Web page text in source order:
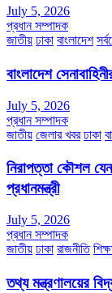
July 5, 2026
প্রধান সম্পাদক
জাতীয় ঢাকা বাংলাদেশ
বাংলাদেশ
July 5, 2026
প্রধান সম্পাদক
জাতীয় জেলার খবর ঢাকা
নিরাপত্তা কৌশল
প্রধানমন্ত্রী
July 5, 2026
প্রধান সম্পাদক
জাতীয় ঢাকা রাজনীতি
তথ্য মন্ত্রণালয়ের